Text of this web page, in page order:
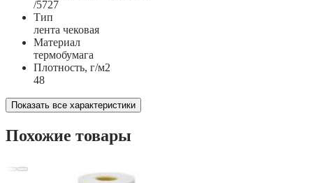
/5727
Тип
лента чековая
Материал
термобумага
Плотность, г/м2
48
Показать все характеристики
Похожие товары